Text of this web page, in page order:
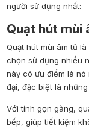
người sử dụng nhất:
Quạt hút mùi
Quạt hút mùi âm tủ
chọn sử dụng nhiều
này có ưu điểm là
đại, đặc biệt là
Với tính gọn gàng,
bếp, giúp tiết kiệm